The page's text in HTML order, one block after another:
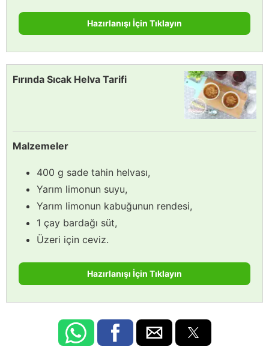
Hazırlanışı İçin Tıklayın
Fırında Sıcak Helva Tarifi
Malzemeler
400 g sade tahin helvası,
Yarım limonun suyu,
Yarım limonun kabuğunun rendesi,
1 çay bardağı süt,
Üzeri için ceviz.
Hazırlanışı İçin Tıklayın